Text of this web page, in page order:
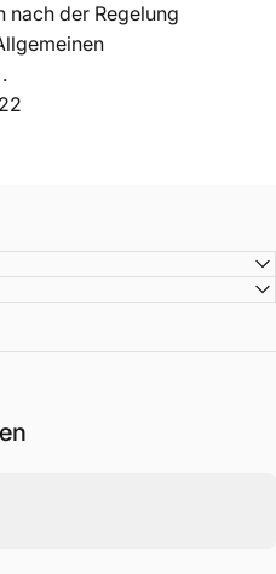
nach der Regelung